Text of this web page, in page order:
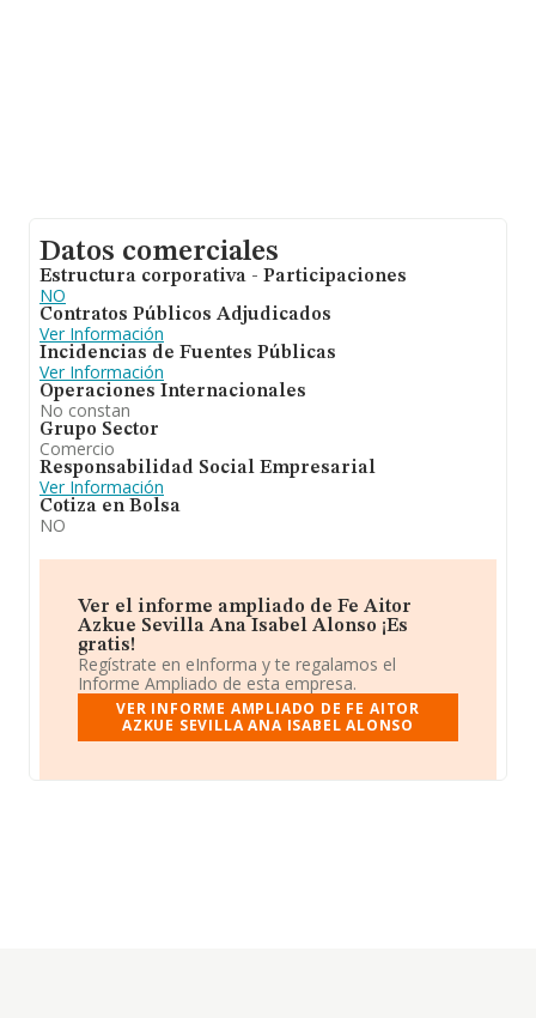
Datos comerciales
Estructura corporativa - Participaciones
NO
Contratos Públicos Adjudicados
Ver Información
Incidencias de Fuentes Públicas
Ver Información
Operaciones Internacionales
No constan
Grupo Sector
Comercio
Responsabilidad Social Empresarial
Ver Información
Cotiza en Bolsa
NO
Ver el informe ampliado de Fe Aitor
Azkue Sevilla Ana Isabel Alonso ¡Es
gratis!
Regístrate en eInforma y te regalamos el
Informe Ampliado de esta empresa.
VER INFORME AMPLIADO DE FE AITOR
AZKUE SEVILLA ANA ISABEL ALONSO